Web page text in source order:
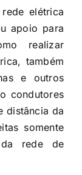
elétrica
apoio para
realizar
também
e outros
condutores
distância da
somente
da rede de